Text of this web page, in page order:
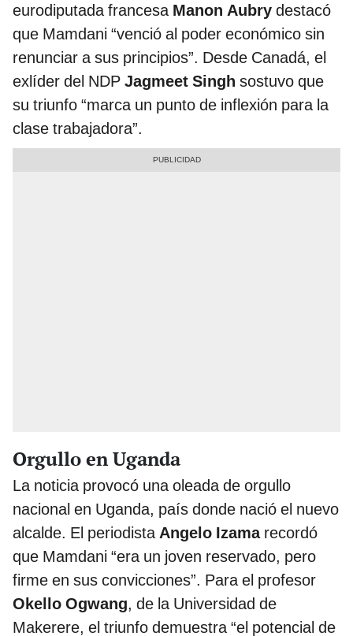
eurodiputada francesa Manon Aubry destacó
que Mamdani “venció al poder económico sin
renunciar a sus principios”. Desde Canadá, el
exlíder del NDP Jagmeet Singh sostuvo que
su triunfo “marca un punto de inflexión para la
clase trabajadora”.
Orgullo en Uganda
La noticia provocó una oleada de orgullo
nacional en Uganda, país donde nació el nuevo
alcalde. El periodistaAngelo Izamarecordó
que Mamdani “era un joven reservado, pero
firme en sus convicciones”. Para el profesor
Okello Ogwang, de la Universidad de
Makerere, el triunfo demuestra “el potencial de